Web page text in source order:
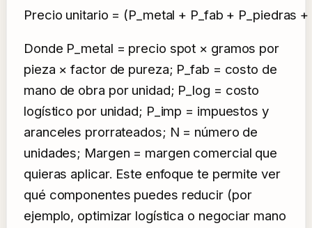
Precio unitario = (P_metal + P_fab + P_piedras
Donde P_metal = precio spot × gramos por
pieza × factor de pureza; P_fab = costo de
mano de obra por unidad; P_log = costo
logístico por unidad; P_imp = impuestos y
aranceles prorrateados; N = número de
unidades; Margen = margen comercial que
quieras aplicar. Este enfoque te permite ver
qué componentes puedes reducir (por
ejemplo, optimizar logística o negociar mano